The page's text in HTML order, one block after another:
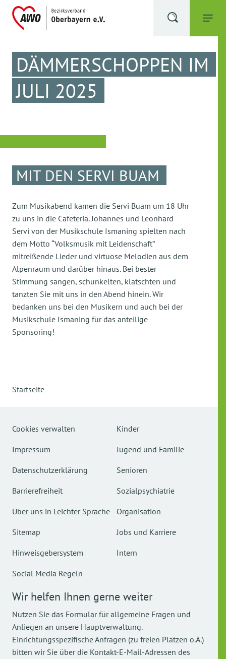
DÄMMERSCHOPPEN IM
JULI 2025
MIT DEN SERVI BUAM
Zum Musikabend kamen die Servi Buam um 18 Uhr
zu uns in die Cafeteria. Johannes und Leonhard
Servi von der Musikschule Ismaning spielten nach
dem Motto “Volksmusik mit Leidenschaft”
mitreißende Lieder und virtuose Melodien aus dem
Alpenraum und darüber hinaus. Bei bester
Stimmung sangen, schunkelten, klatschten und
tanzten Sie mit uns in den Abend hinein. Wir
bedanken uns bei den Musikern und auch bei der
Musikschule Ismaning für das anteilige
Sponsoring!
Startseite
Cookies verwalten
Impressum
Datenschutzerklärung
Barrierefreiheit
Über uns in Leichter Sprache
Sitemap
Hinweisgebersystem
Social Media Regeln
Kinder
Jugend und Familie
Senioren
Sozialpsychiatrie
Organisation
Jobs und Karriere
Intern
Wir helfen Ihnen gerne weiter
Nutzen Sie das Formular für allgemeine Fragen und
Anliegen an unsere Hauptverwaltung.
Einrichtungsspezifische Anfragen (zu freien Plätzen o.Ä.)
bitten wir Sie über die Kontakt-E-Mail-Adressen des